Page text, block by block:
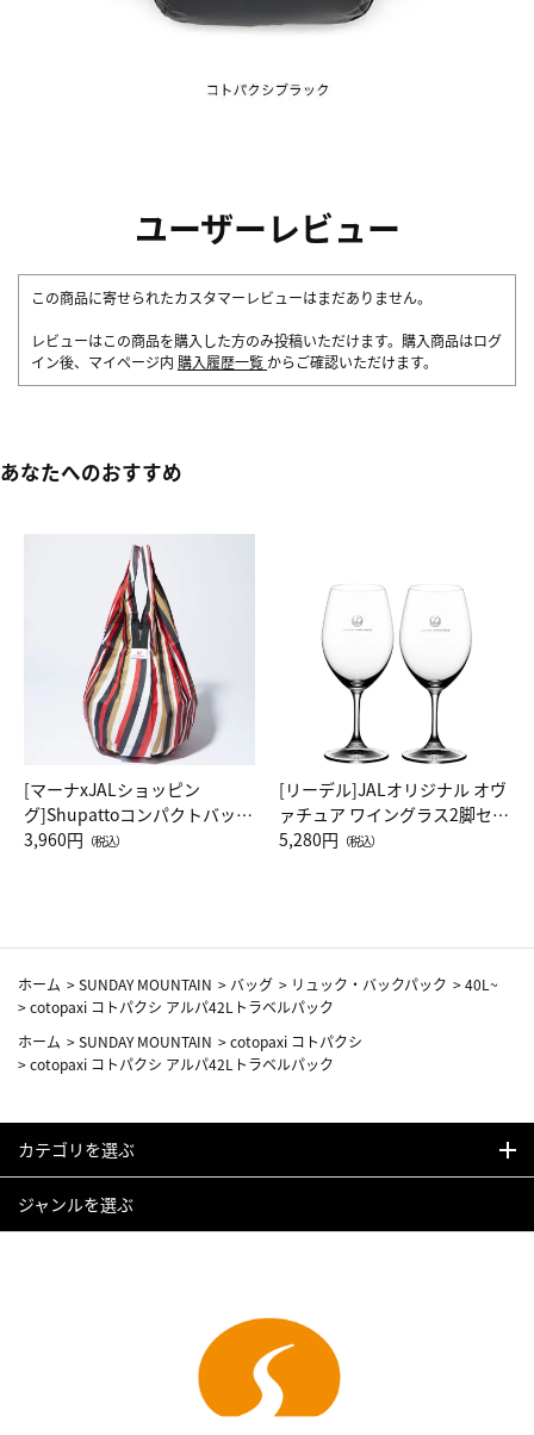
ユーザーレビュー
この商品に寄せられたカスタマーレビューはまだありません。
レビューはこの商品を購入した方のみ投稿いただけます。購入商品はログ
イン後、マイページ内 購入履歴一覧 からご確認いただけます。
あなたへのおすすめ
[マーナxJALショッピン
グ]Shupattoコンパクトバッグ
Drop JAL客室乗務員（LC）ス
3,960円 （税込）
[リーデル]JALオリジナル オヴ
ァチュア ワイングラス2脚セッ
ト（レッドワイン）
5,280円 （税込）
ホーム >SUNDAY MOUNTAIN > バッグ > リュック・バックパック >40L~
>cotopaxi コトパクシ アルパ42Lトラベルパック
ホーム >SUNDAY MOUNTAIN >cotopaxi コトパクシ
>cotopaxi コトパクシ アルパ42Lトラベルパック
カテゴリを選ぶ
ジャンルを選ぶ